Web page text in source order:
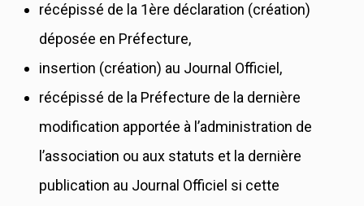
récépissé de la 1ère déclaration (création)
déposée en Préfecture,
insertion (création) au Journal Officiel,
récépissé de la Préfecture de la dernière
modification apportée à l’administration de
l’association ou aux statuts et la dernière
publication au Journal Officiel si cette